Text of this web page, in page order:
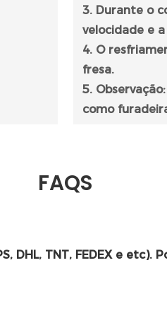
3. Durante o
velocidade e
4. O
fresa.
5.
como
FAQS
DHL, TNT, FEDEX e